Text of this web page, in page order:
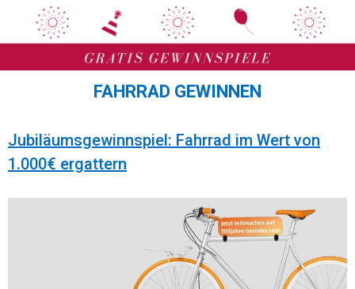
springen
springen
FAHRRAD GEWINNEN
Jubiläumsgewinnspiel: Fahrrad im Wert von
1.000€ ergattern